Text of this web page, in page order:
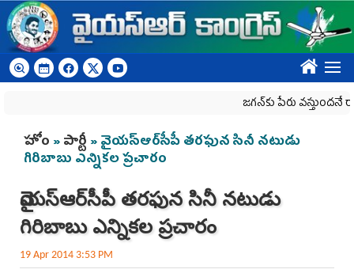
Skip to main content
????
జగన్‌కు పేరు వస్తుందనే
You are here
హోం »పార్టీ » వైయస్ఆర్‌సీపీ తరఫున సినీ నటుడు
గిరిబాబు ఎన్నికల ప్రచారం
వైయస్ఆర్‌సీపీ తరఫున సినీ నటుడు
గిరిబాబు ఎన్నికల ప్రచారం
19 Apr 2014 3:53 PM